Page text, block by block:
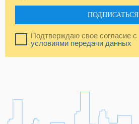
ПОДПИСАТЬСЯ
Подтверждаю свое согласие с
условиями передачи данных